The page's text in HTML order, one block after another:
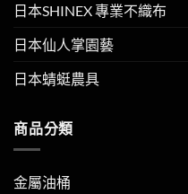
日本SHINEX 專業不織布
日本仙人掌園藝
日本蜻蜓農具
商品分類
金屬油桶